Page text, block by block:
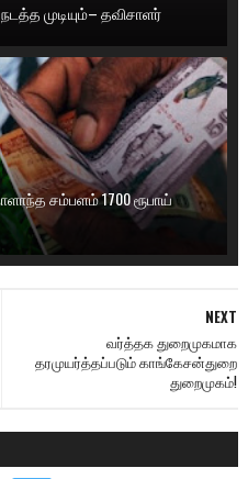
முடியும்– தவிசாளர்
சம்பளம் 1700 ரூபாய்
NEXT
வர்த்தக துறைமுகமாக
தரமுயர்த்தப்படும் காங்கேசன்துறை
துறைமுகம்!